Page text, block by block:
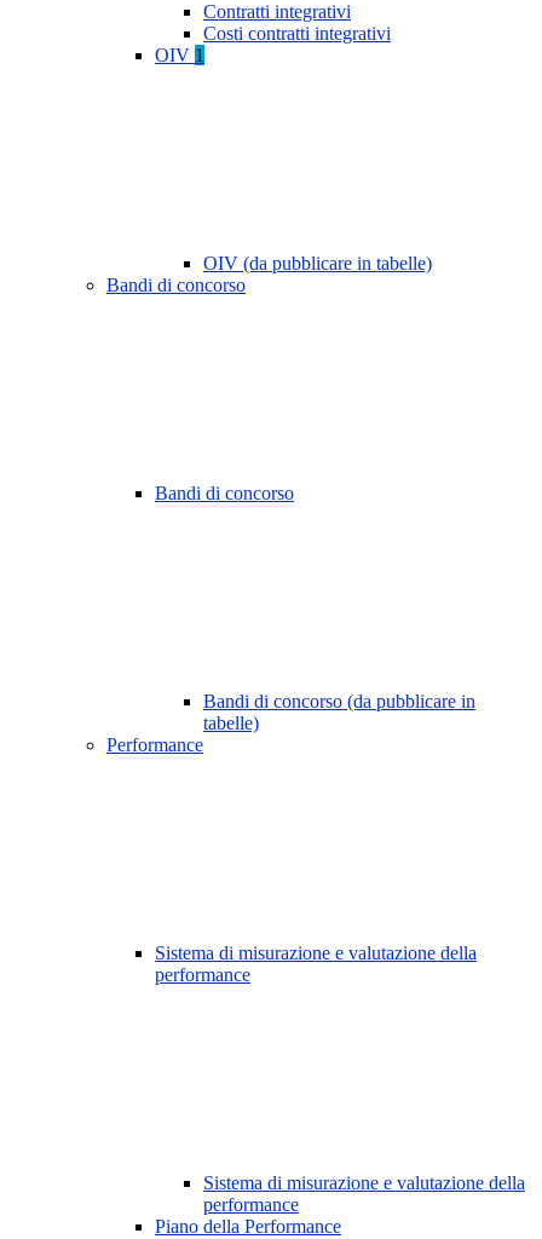
Contratti integrativi
Costi contratti integrativi
OIV 1
OIV (da pubblicare in tabelle)
Bandi di concorso
Bandi di concorso
Bandi di concorso (da pubblicare in
tabelle)
Performance
Sistema di misurazione e valutazione della
performance
Sistema di misurazione e valutazione della
performance
Piano della Performance